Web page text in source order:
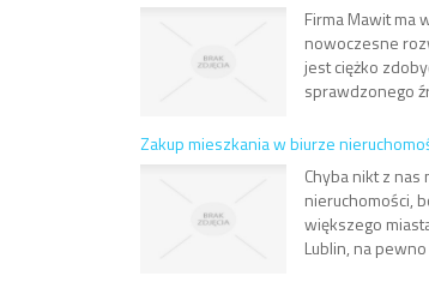
Firma Mawit ma
nowoczesne
jest ciężko
sprawdzonego
Zakup mieszkania w biurze
Chyba nikt z
nieruchomości,
większego
Lublin, na pewno